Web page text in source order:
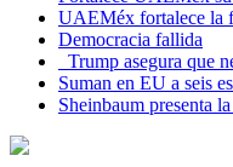
UAEMéx fortalece la
Democracia fallida
Trump asegura que
Suman en EU a seis
Sheinbaum presenta